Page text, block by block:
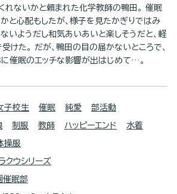
れないかと頼まれた化学教師の鴨田。 催眠
と心配もしたが、様子を見たかぎりではみ
いようだし和気あいあいと楽しそうだと、軽
けた。 だが、鴨田の目の届かないところで、
催眠のエッチな影響が出はじめて…。
子校生 催眠 純愛 部活動
制服 教師 ハッピーエンド 水着
操服
クウシリーズ
催眠部